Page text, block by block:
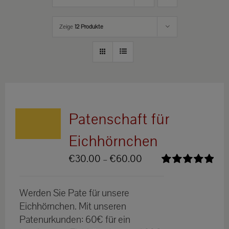
Zeige 12 Produkte
Patenschaft für
Eichhörnchen
€30.00 – €60.00Preisspanne:
Werden Sie Pate für unsere
Eichhörnchen. Mit unseren
Patenurkunden: 60€ für ein